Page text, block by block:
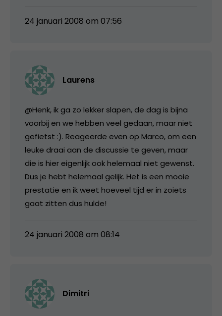
24 januari 2008 om 07:56
Laurens
@Henk, ik ga zo lekker slapen, de dag is bijna
voorbij en we hebben veel gedaan, maar niet
gefietst :). Reageerde even op Marco, om een
leuke draai aan de discussie te geven, maar
die is hier eigenlijk ook helemaal niet gewenst.
Dus je hebt helemaal gelijk. Het is een mooie
prestatie en ik weet hoeveel tijd er in zoiets
gaat zitten dus hulde!
24 januari 2008 om 08:14
Dimitri